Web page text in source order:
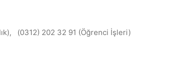
(0312) 202 32 91 (Öğrenci İşleri)